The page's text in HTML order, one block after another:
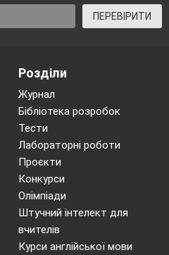
ПЕРЕВІРИТИ
Розділи
Журнал
Бібліотека розробок
Тести
Лабораторні роботи
Проєкти
Конкурси
Олімпіади
Штучний інтелект для
вчителів
Курси англійської мови